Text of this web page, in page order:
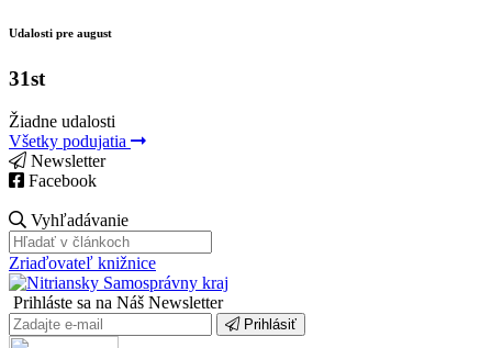
Udalosti pre august
31st
Žiadne udalosti
Všetky podujatia
Newsletter
Facebook
Vyhľadávanie
Zriaďovateľ knižnice
Prihláste sa na Náš Newsletter
Prihlásiť